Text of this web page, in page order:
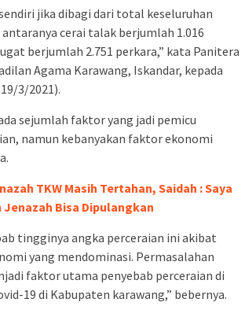
jika dibagi dari total keseluruhan
antaranya cerai talak berjumlah 1.016
berjumlah 2.751 perkara,” kata Panitera
Agama Karawang, Iskandar, kepada
3/2021).
sejumlah faktor yang jadi pemicu
namun kebanyakan faktor ekonomi
TKW Masih Tertahan, Saidah : Saya
Jenazah Bisa Dipulangkan
tingginya angka perceraian ini akibat
yang mendominasi. Permasalahan
faktor utama penyebab perceraian di
19 di Kabupaten karawang,” bebernya.